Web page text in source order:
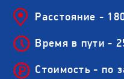
Расстояние -
Время в пути -
Стоимость - по